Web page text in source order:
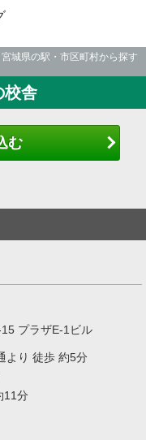
宮城県の駅・市区町村から探す
校舎
む
プラザE-1ビル
より 徒歩 約5分
11分